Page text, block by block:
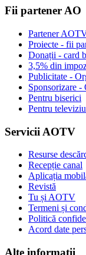
Fii partener AO
Partener
Proiecte - fii
Donații - card
3,5% din
Publicitate -
Sponsorizare -
Pentru biserici
Pentru
Servicii AOTV
Resurse
Recepție canal
Aplicația
Revistă
Tu și AOTV
Termeni și
Politică
Acord date
Alte informații